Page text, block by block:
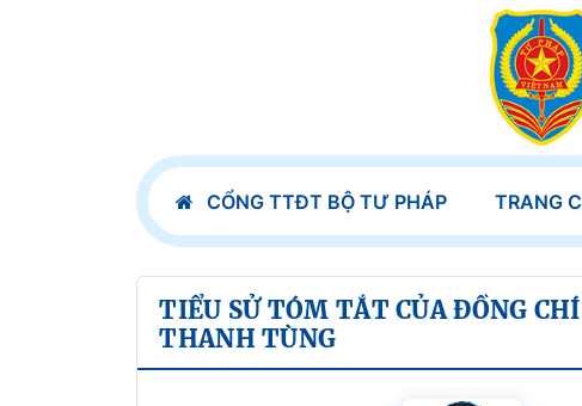
CỔNG TTĐT BỘ TƯ PHÁP TRANG
TIỂU SỬ TÓM TẮT CỦA ĐỒNG
THANH TÙNG